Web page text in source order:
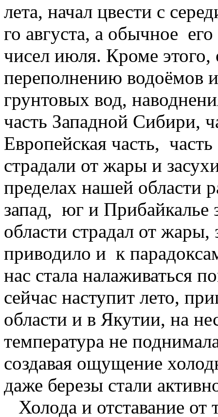
лета, начал цвести с
го августа, а обычное
чисел июля. Кроме
переполнению водоёмов
грунтовых вод,
часть Западной Сибири,
Европейская часть,
страдали от жары и
пределах нашей области
запад, юг и Прибайкалье
области страдал от
приводило и к
нас стала налаживаться
сейчас наступит лето,
области и в Якутии, на
температура не
создавая ощущение
даже березы стали
Холода и отставание